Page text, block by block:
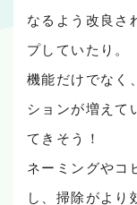
なるよう改良さ
プしていたり。
機能だけでなく
ションが増えて
てきそう！
ネーミングやコ
し、掃除がより